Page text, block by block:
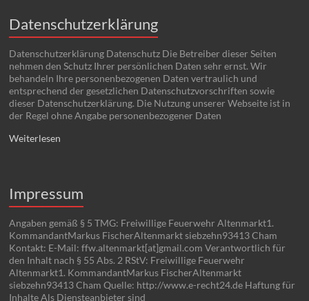
Datenschutzerklärung
Datenschutzerklärung Datenschutz Die Betreiber dieser Seiten
nehmen den Schutz Ihrer persönlichen Daten sehr ernst. Wir
behandeln Ihre personenbezogenen Daten vertraulich und
entsprechend der gesetzlichen Datenschutzvorschriften sowie
dieser Datenschutzerklärung. Die Nutzung unserer Webseite ist in
der Regel ohne Angabe personenbezogener Daten
Weiterlesen
Impressum
Angaben gemäß § 5 TMG: Freiwillige Feuerwehr Altenmarkt1.
KommandantMarkus FischerAltenmarkt siebzehn93413 Cham
Kontakt: E-Mail: ffw.altenmarkt[at]gmail.com Verantwortlich für
den Inhalt nach § 55 Abs. 2 RStV: Freiwillige Feuerwehr
Altenmarkt1. KommandantMarkus FischerAltenmarkt
siebzehn93413 Cham Quelle: http://www.e-recht24.de Haftung für
Inhalte Als Diensteanbieter sind